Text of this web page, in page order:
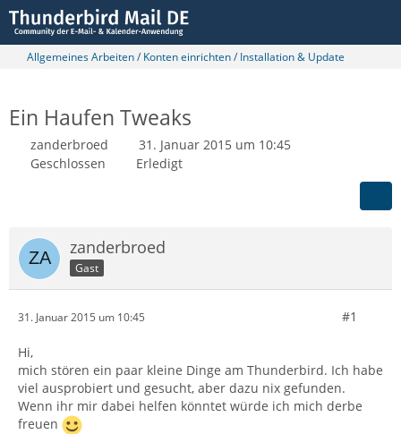
Allgemeines Arbeiten / Konten einrichten / Installation & Update
Ein Haufen Tweaks
zanderbroed
31. Januar 2015 um 10:45
Geschlossen
Erledigt
zanderbroed
Gast
31. Januar 2015 um 10:45 #1
Hi,
mich stören ein paar kleine Dinge am Thunderbird. Ich habe
viel ausprobiert und gesucht, aber dazu nix gefunden.
Wenn ihr mir dabei helfen könntet würde ich mich derbe
freuen